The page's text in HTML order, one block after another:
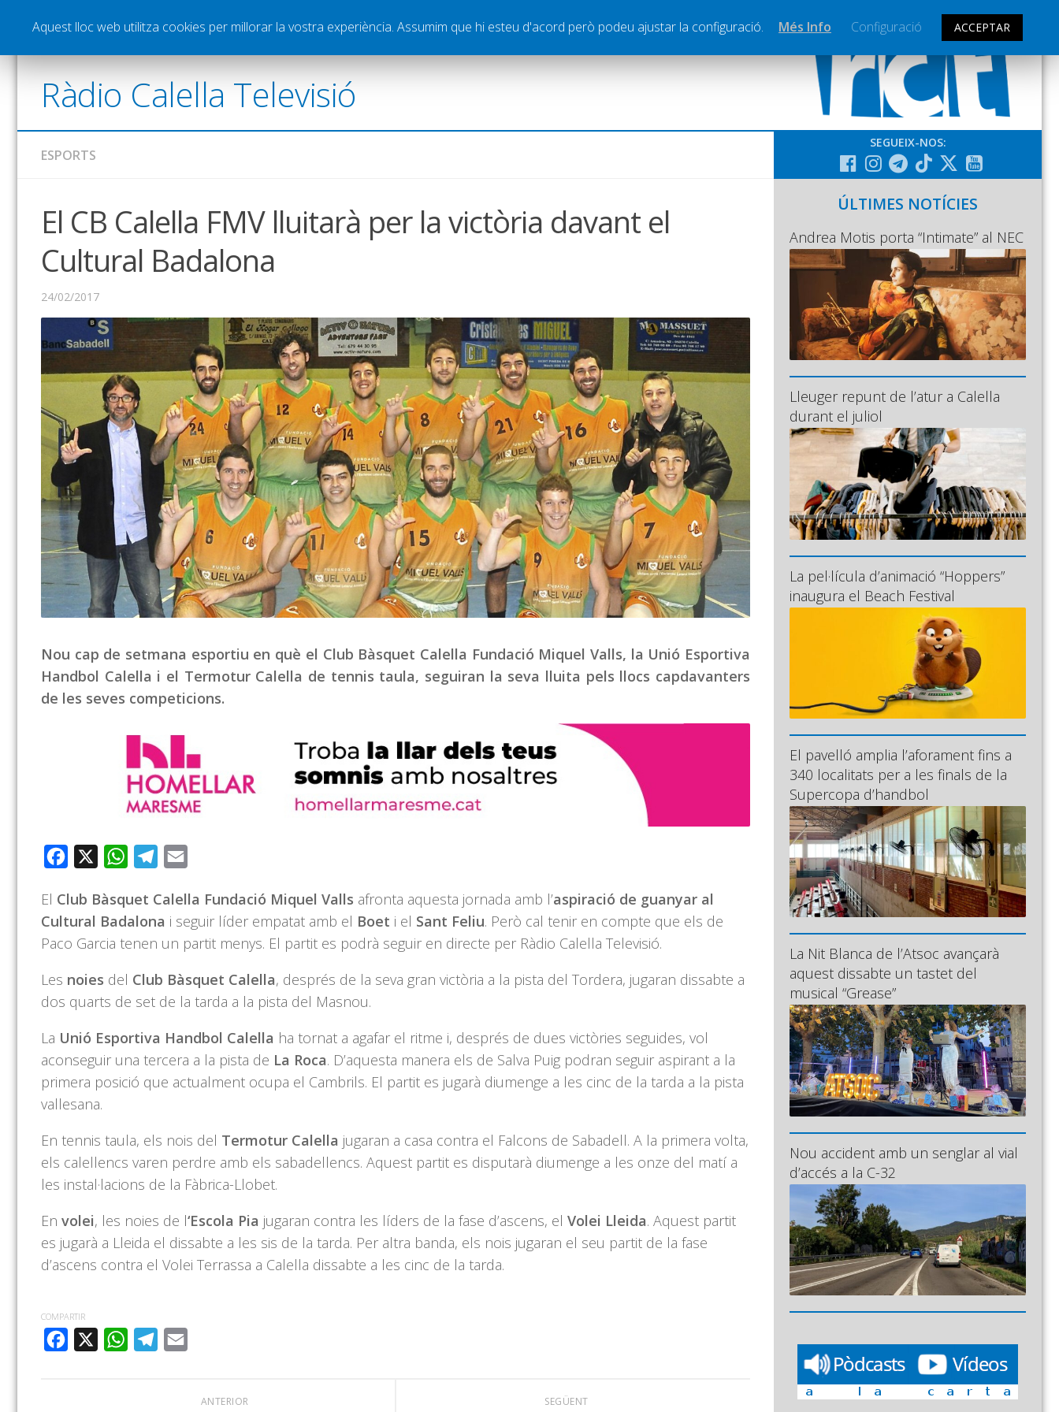
Notícies Esports Pòdcasts Vídeos Graella Publicitat Contacte
Ràdio Calella Televisió
ESPORTS
El CB Calella FMV lluitarà per la victòria davant el
Cultural Badalona
24/02/2017
Nou cap de setmana esportiu en què el Club Bàsquet Calella Fundació Miquel Valls, la Unió Esportiva
Handbol Calella i el Termotur Calella de tennis taula, seguiran la seva lluita pels llocs capdavanters
de les seves competicions.
Facebook WhatsAppTelegram
El Club Bàsquet Calella Fundació Miquel Valls afronta aquesta jornada amb l’aspiració de guanyar al
Cultural Badalona i seguir líder empatat amb el Boet i el Sant Feliu. Però cal tenir en compte que els de
Paco Garcia tenen un partit menys. El partit es podrà seguir en directe per Ràdio Calella Televisió.
Les noies del Club Bàsquet Calella, després de la seva gran victòria a la pista del Tordera, jugaran dissabte a
dos quarts de set de la tarda a la pista del Masnou.
La Unió Esportiva Handbol Calella ha tornat a agafar el ritme i, després de dues victòries seguides, vol
aconseguir una tercera a la pista de La Roca. D’aquesta manera els de Salva Puig podran seguir aspirant a la
primera posició que actualment ocupa el Cambrils. El partit es jugarà diumenge a les cinc de la tarda a la pista
vallesana.
En tennis taula, els nois del Termotur Calella jugaran a casa contra el Falcons de Sabadell. A la primera volta,
els calellencs varen perdre amb els sabadellencs. Aquest partit es disputarà diumenge a les onze del matí a
les instal·lacions de la Fàbrica-Llobet.
En volei, les noies de l‘Escola Pia jugaran contra les líders de la fase d’ascens, el Volei Lleida. Aquest partit
es jugarà a Lleida el dissabte a les sis de la tarda. Per altra banda, els nois jugaran el seu partit de la fase
d’ascens contra el Volei Terrassa a Calella dissabte a les cinc de la tarda.
COMPARTIR
FACEBOOK
WHATSAPPTELEGRAM
SEGÜENT
ANTERIOR
SEGUEIX-NOS:
ÚLTIMES NOTÍCIES
Andrea Motis porta “Intimate” al NEC
Lleuger repunt de l’atur a Calella
durant el juliol
La pel·lícula d’animació “Hoppers”
inaugura el Beach Festival
El pavelló amplia l’aforament fins a
340 localitats per a les finals de la
Supercopa d’handbol
La Nit Blanca de l’Atsoc avançarà
aquest dissabte un tastet del
musical “Grease”
Nou accident amb un senglar al vial
d’accés a la C-32
Aquest lloc web utilitza cookies per millorar la vostra experiència. Assumim que hi esteu d'acord però podeu ajustar la configuració. Més Info Configuració ACCEPTAR